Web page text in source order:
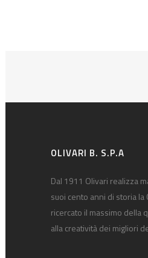
OLIVARI B. S.P.A
Dal 1911 Olivari realizza
suoi cento anni di storia la
ricercato il massimo della
alla creatività dei migliori